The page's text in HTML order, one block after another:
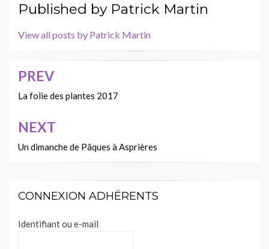
Published by Patrick Martin
View all posts by Patrick Martin
Navigation
de
l’article
PREV
La folie des plantes 2017
NEXT
Un dimanche de Pâques à Asprières
CONNEXION ADHÉRENTS
Identifiant ou e-mail